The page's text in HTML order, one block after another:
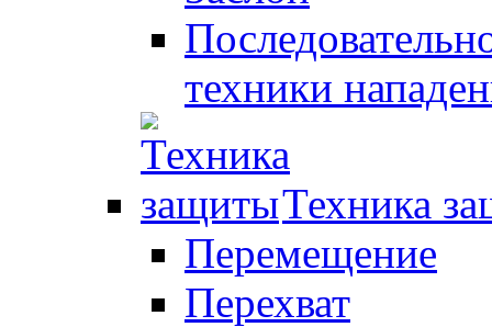
техники
Техника
Перемещение
Перехват